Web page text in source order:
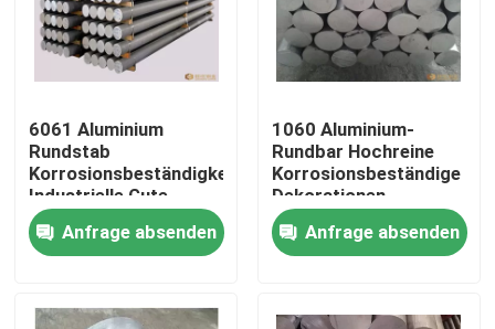
Haus
6061 Aluminium
Rundstab
Korrosionsbeständigkeit
Industrielle Gute
Leistung
Anfrage absenden
1060 Aluminium-
Rundbar Hochreine
Korrosionsbeständige
Dekorationen
Anfrage absenden